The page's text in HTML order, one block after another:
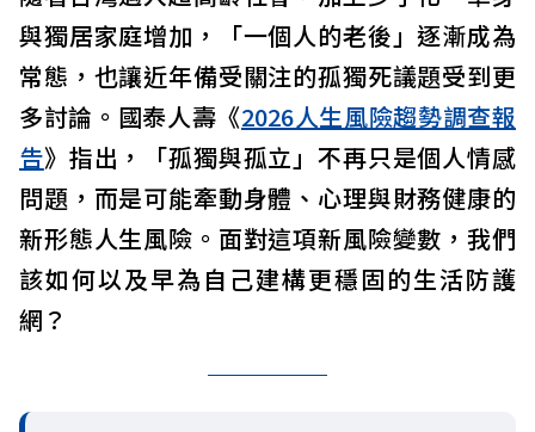
與獨居家庭增加，「一個人的老後」逐漸成為
常態，也讓近年備受關注的孤獨死議題受到更
多討論。國泰人壽《2026人生風險趨勢調查報
告》指出，「孤獨與孤立」不再只是個人情感
問題，而是可能牽動身體、心理與財務健康的
新形態人生風險。面對這項新風險變數，我們
該如何以及早為自己建構更穩固的生活防護
網？